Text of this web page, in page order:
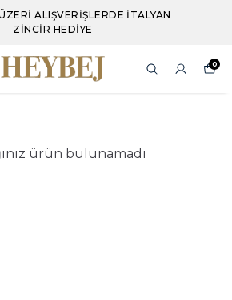
ALIŞVERIŞLERDE İTALYAN
ZINCIR HEDIYE
0
ürün bulunamadı